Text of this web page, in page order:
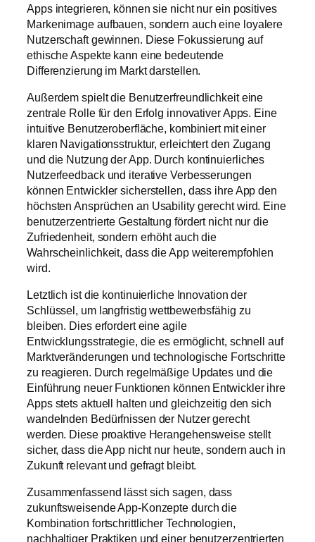
Apps integrieren, können sie nicht nur ein positives
Markenimage aufbauen, sondern auch eine loyalere
Nutzerschaft gewinnen. Diese Fokussierung auf
ethische Aspekte kann eine bedeutende
Differenzierung im Markt darstellen.
Außerdem spielt die Benutzerfreundlichkeit eine
zentrale Rolle für den Erfolg innovativer Apps. Eine
intuitive Benutzeroberfläche, kombiniert mit einer
klaren Navigationsstruktur, erleichtert den Zugang
und die Nutzung der App. Durch kontinuierliches
Nutzerfeedback und iterative Verbesserungen
können Entwickler sicherstellen, dass ihre App den
höchsten Ansprüchen an Usability gerecht wird. Eine
benutzerzentrierte Gestaltung fördert nicht nur die
Zufriedenheit, sondern erhöht auch die
Wahrscheinlichkeit, dass die App weiterempfohlen
wird.
Letztlich ist die kontinuierliche Innovation der
Schlüssel, um langfristig wettbewerbsfähig zu
bleiben. Dies erfordert eine agile
Entwicklungsstrategie, die es ermöglicht, schnell auf
Marktveränderungen und technologische Fortschritte
zu reagieren. Durch regelmäßige Updates und die
Einführung neuer Funktionen können Entwickler ihre
Apps stets aktuell halten und gleichzeitig den sich
wandelnden Bedürfnissen der Nutzer gerecht
werden. Diese proaktive Herangehensweise stellt
sicher, dass die App nicht nur heute, sondern auch in
Zukunft relevant und gefragt bleibt.
Zusammenfassend lässt sich sagen, dass
zukunftsweisende App-Konzepte durch die
Kombination fortschrittlicher Technologien,
nachhaltiger Praktiken und einer benutzerzentrierten